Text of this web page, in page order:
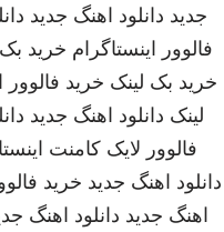
جدید دانلود اهنگ جدید
فالوور اینستاگرام خرید
خرید بک لینک خرید فالوور
لینک دانلود اهنگ جدید
فالوور لایک کامنت
دانلود اهنگ جدید خرید
اهنگ جدید دانلود اهنگ